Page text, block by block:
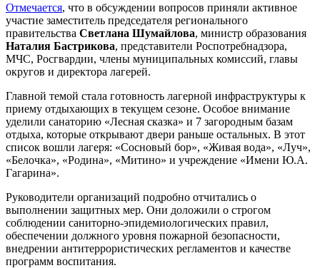
Отмечается, что в обсуждении вопросов приняли активное
участие заместитель председателя регионального
правительства Светлана Шумайлова, министр образования
Наталия Бастрикова, представители Роспотребнадзора,
МЧС, Росгвардии, члены муниципальных комиссий, главы
округов и директора лагерей.
Главной темой стала готовность лагерной инфраструктуры к
приему отдыхающих в текущем сезоне. Особое внимание
уделили санаторию «Лесная сказка» и 7 загородным базам
отдыха, которые открывают двери раньше остальных. В этот
список вошли лагеря: «Сосновый бор», «Живая вода», «Луч»,
«Белочка», «Родина», «Митино» и учреждение «Имени Ю.А.
Гагарина».
Руководители организаций подробно отчитались о
выполнении защитных мер. Они доложили о строгом
соблюдении саниторно-эпидемиологических правил,
обеспечении должного уровня пожарной безопасности,
внедрении антитеррористических регламентов и качестве
программ воспитания.